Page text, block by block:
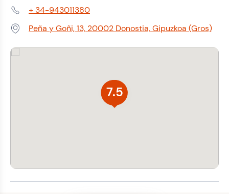
Teléfono:+ 34-943011380
Dirección:Peña y Goñi, 13, 20002 Donostia, Gipuzkoa (Gros)
7.5